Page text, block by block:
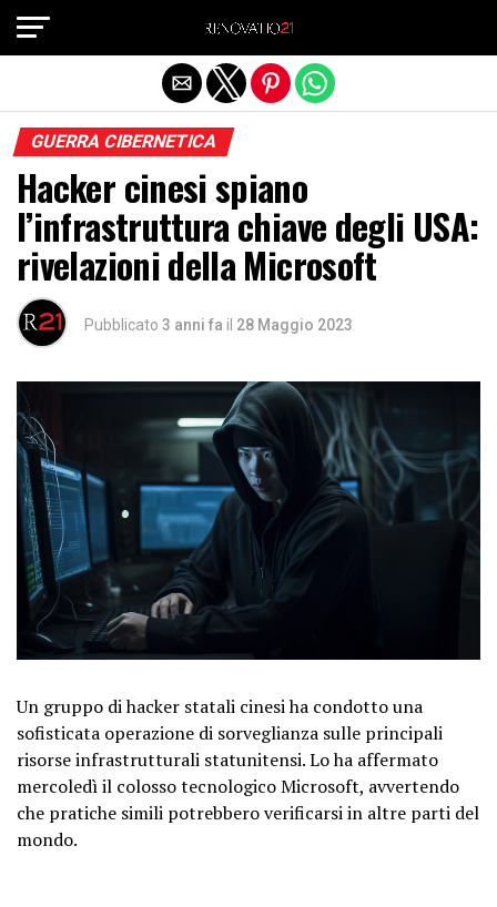
GUERRA CIBERNETICA
Hacker cinesi spiano
l’infrastruttura chiave degli USA:
rivelazioni della Microsoft
Pubblicato 3 anni fa il 28 Maggio 2023
Un gruppo di hacker statali cinesi ha condotto una
sofisticata operazione di sorveglianza sulle principali
risorse infrastrutturali statunitensi. Lo ha affermato
mercoledì il colosso tecnologico Microsoft, avvertendo
che pratiche simili potrebbero verificarsi in altre parti del
mondo.
Exit mobile version